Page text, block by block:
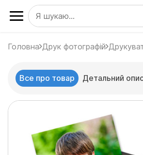
Головна Друк фотографій
Все про товар Детальний